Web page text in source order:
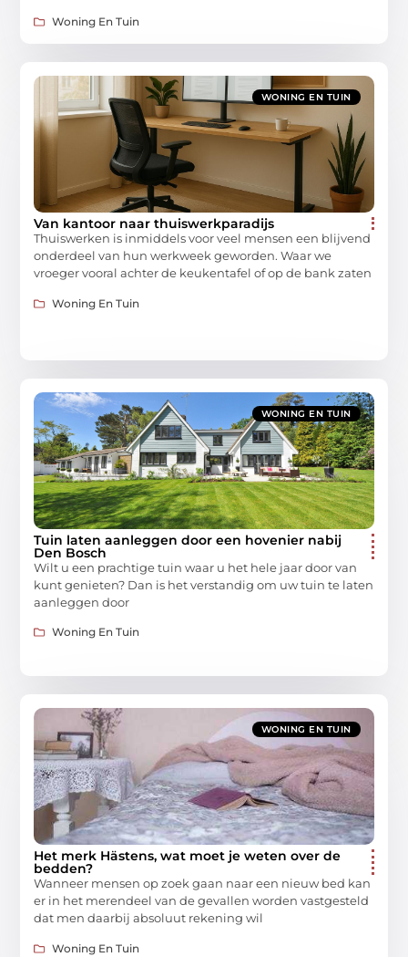
Woning En Tuin
WONING EN TUIN
Van kantoor naar thuiswerkparadijs
Thuiswerken is inmiddels voor veel mensen een blijvend
onderdeel van hun werkweek geworden. Waar we
vroeger vooral achter de keukentafel of op de bank zaten
Woning En Tuin
WONING EN TUIN
Tuin laten aanleggen door een hovenier nabij
Den Bosch
Wilt u een prachtige tuin waar u het hele jaar door van
kunt genieten? Dan is het verstandig om uw tuin te laten
aanleggen door
Woning En Tuin
WONING EN TUIN
Het merk Hästens, wat moet je weten over de
bedden?
Wanneer mensen op zoek gaan naar een nieuw bed kan
er in het merendeel van de gevallen worden vastgesteld
dat men daarbij absoluut rekening wil
Woning En Tuin